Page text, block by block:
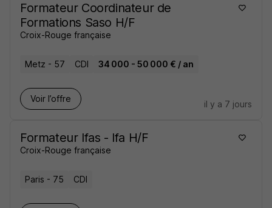
Formateur Coordinateur de
Formations Saso H/F
Croix-Rouge française
Metz - 57 CDI 34 000 - 50 000 € / an
Voir l’offre
il y a 7 jours
Formateur Ifas - Ifa H/F
Croix-Rouge française
Paris - 75 CDI